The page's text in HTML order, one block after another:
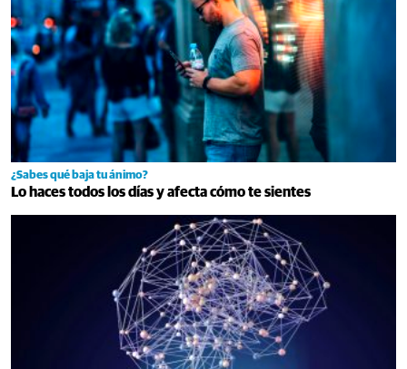
¿Sabes qué baja tu ánimo?
Lo haces todos los días y afecta cómo te sientes